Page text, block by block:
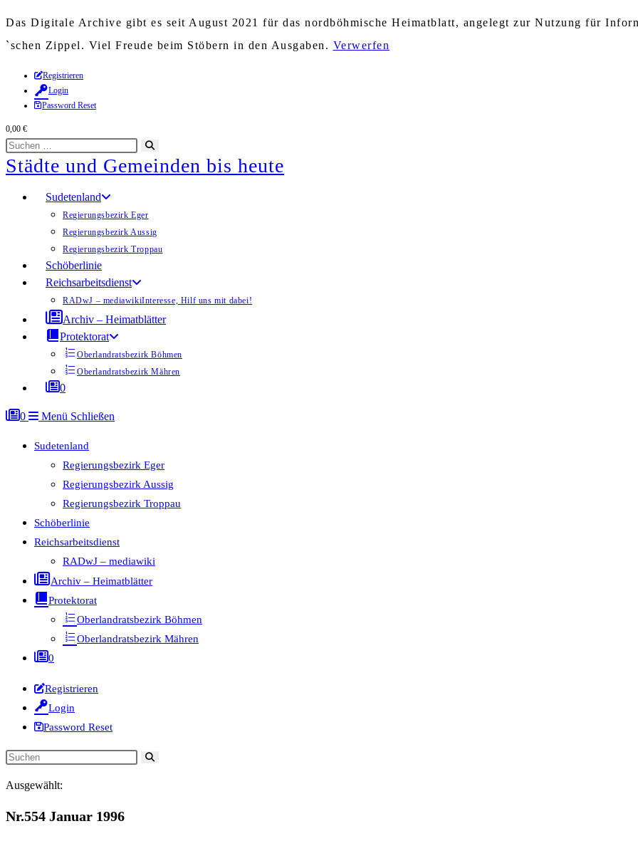
Das Digitale Archive gibt es seit August 2021 für das nordböhmische Heimatblatt, angelegt zur Nutzung für
`schen Zippel. Viel Freude beim Stöbern in den Ausgaben. Verwerfen
Zum
Inhalt
springen
Registrieren
Login
Password Reset
0,00 €
Diese
Website
durchsuchen
starten
Städte und Gemeinden bis heute
Sudetenland
Regierungsbezirk Eger
Regierungsbezirk Aussig
Regierungsbezirk Troppau
Schöberlinie
Reichsarbeitsdienst
RADwJ – mediawikiInteresse, Hilf uns mit dabei!
Archiv – Heimatblätter
Protektorat
Oberlandratsbezirk Böhmen
Oberlandratsbezirk Mähren
0
0 Menü Schließen
Sudetenland
Regierungsbezirk Eger
Regierungsbezirk Aussig
Regierungsbezirk Troppau
Schöberlinie
Reichsarbeitsdienst
RADwJ – mediawiki
Archiv – Heimatblätter
Protektorat
Oberlandratsbezirk Böhmen
Oberlandratsbezirk Mähren
0
Registrieren
Login
Password Reset
Diese
durchsuchen
Ausgewählt:
Nr.554 Januar 1996